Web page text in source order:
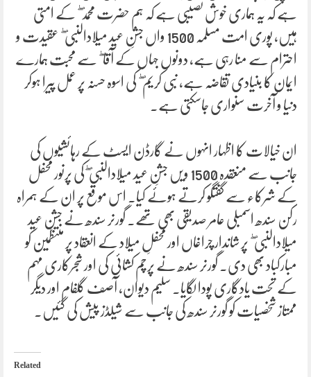
ہے کہ یہ ہماری خوش نصیبی ہے کہ ہم حضرت محمد ۖ کے امتی
ہیں، پوری امت مسلمہ 1500 واں جشنِ عید میلادالنبی ۖ عقیدت و
احترام سے منا رہی ہے، دونوں جہاں کے آقا ۖ سے محبت ہمارے
ایمان کا بنیادی تقاضہ ہے، نبی کریم ۖ کی اسوہ حسنہ پر عمل پیرا ہوکر
دنیا و آخرت سنواری جاسکتی ہے۔
ان خیالات کا اظہار انہوں نے گارڈن ایسٹ کے رہائشیوں کی
جانب سے منعقدہ 1500 ویں جشنِ عید میلادالنبی ۖکی پرنور محفل
کے شرکاء سے گفتگو کرتے ہوئے کیا. اس موقع پر ان کے ہمراہ
رکن سندھ اسمبلی عامر صدیقی بھی تھے۔ گورنر سندھ نے جشنِ عید
میلادالنبی ۖ پر شاندار چراغاں اور محفلِ میلاد کے انعقاد پر منتظمین کو
مبارکباد بھی دی۔ گورنر سندھ نے پرچم کشائی کی اور شجرکاری مہم
کے تحت یادگاری پودا لگایا۔ سلیم دیوان، آصف گلفام اور دیگر
ممتاز شخصیات کو گورنر سندھ کی جانب سے شیلڈز پیش کی گئیں۔
Related